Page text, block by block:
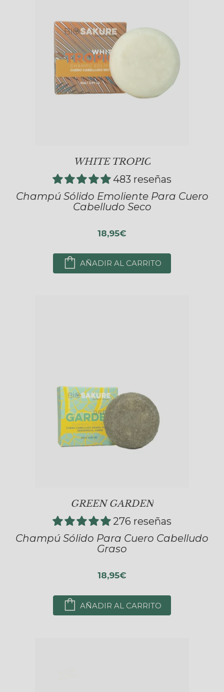
WHITE TROPIC
483 reseñas
Champú Sólido Emoliente Para Cuero
Cabelludo Seco
18,95€
AÑADIR AL CARRITO
GREEN GARDEN
276 reseñas
Champú Sólido Para Cuero Cabelludo
Graso
18,95€
AÑADIR AL CARRITO